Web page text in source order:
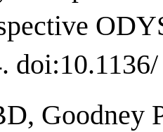
Goodney